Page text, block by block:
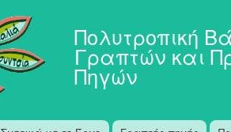
Πολυτροπική
Γραπτών και
Πηγών